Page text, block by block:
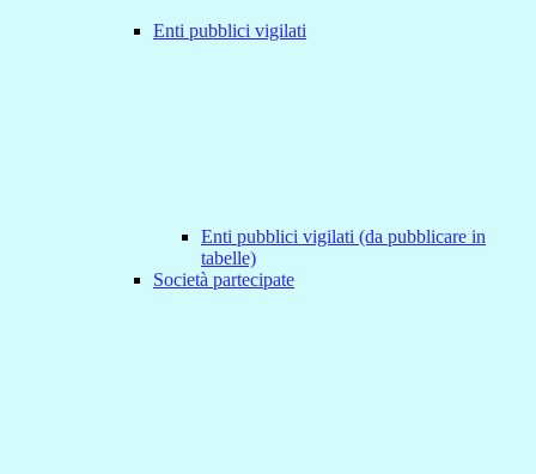
Enti pubblici vigilati
Enti pubblici vigilati (da pubblicare in
tabelle)
Società partecipate